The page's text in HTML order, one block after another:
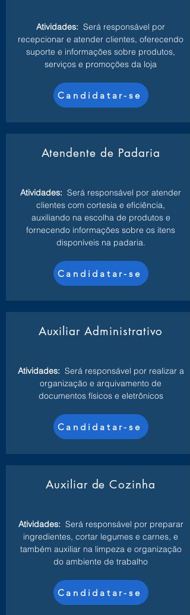
Atividades: Será responsável por
recepcionar e atender clientes, oferecendo
suporte e informações sobre produtos,
serviços e promoções da loja
Candidatar-se
Atendente de Padaria
Atividades: Será responsável por atender
clientes com cortesia e eficiência,
auxiliando na escolha de produtos e
fornecendo informações sobre os itens
disponíveis na padaria.
Candidatar-se
Auxiliar Administrativo
Atividades: Será responsável por realizar a
organização e arquivamento de
documentos físicos e eletrônicos
Candidatar-se
Auxiliar de Cozinha
Atividades: Será responsável por preparar
ingredientes, cortar legumes e carnes, e
também auxiliar na limpeza e organização
do ambiente de trabalho
Candidatar-se